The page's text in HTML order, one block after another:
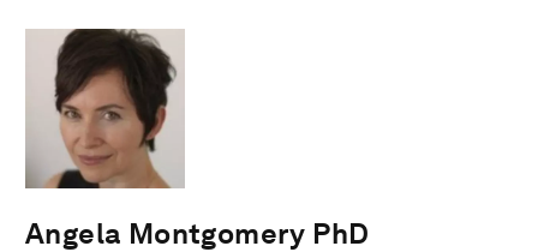
Angela Montgomery PhD